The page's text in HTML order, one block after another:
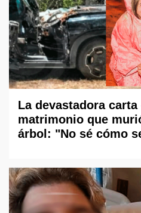
La devastadora carta
matrimonio que
árbol: "No sé cómo